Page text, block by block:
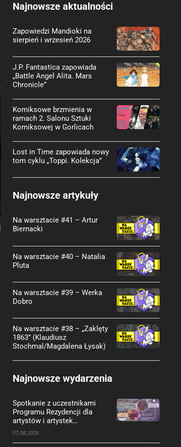
Najnowsze aktualności
Zapowiedzi Mandioki na
sierpień i wrzesień 2026
J.P. Fantastica zapowiada
„Battle Angel Alita. Mars
Chronicle”
Komiksowe brzmienia w
ramach 2. Salonu Sztuki
Komiksowej w Gorlicach
Lost in Time zapowiada nowy
tom cyklu „Toppi. Kolekcja”
Najnowsze artykuły
Na warsztacie #41 – Artur
Biernacki
Na warsztacie #40 – Natalia
Pluta
Na warsztacie #39 – Werka
Dobro
Na warsztacie #38 – „Zaklęty
1863” (Klaudiusz
Stochmal/Magdalena Łysak)
Najnowsze wydarzenia
Spotkanie z uczestnikami
Programu Rezydencji dla
artystów i artystek
komiksowych Kraków-
07.08.2026